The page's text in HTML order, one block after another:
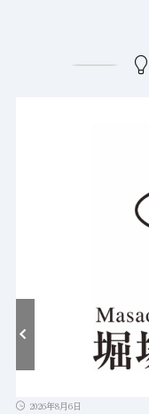
2026年8月6日